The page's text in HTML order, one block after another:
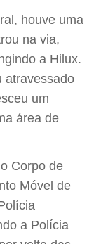
houve uma
na via,
a Hilux.
atravessado
um
área de
Corpo de
Móvel de
a Polícia